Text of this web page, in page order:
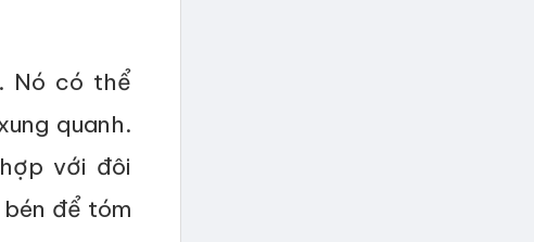
Nó có thể
quanh.
với đôi
để tóm